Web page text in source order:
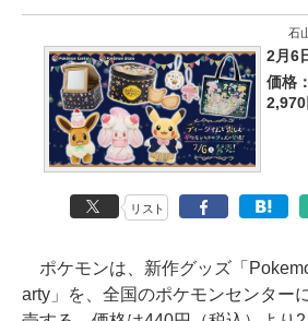
石
2月6
価格
2,970
リスト
ポケモンは、新作グッズ「
arty」を、全国のポケモンセンター